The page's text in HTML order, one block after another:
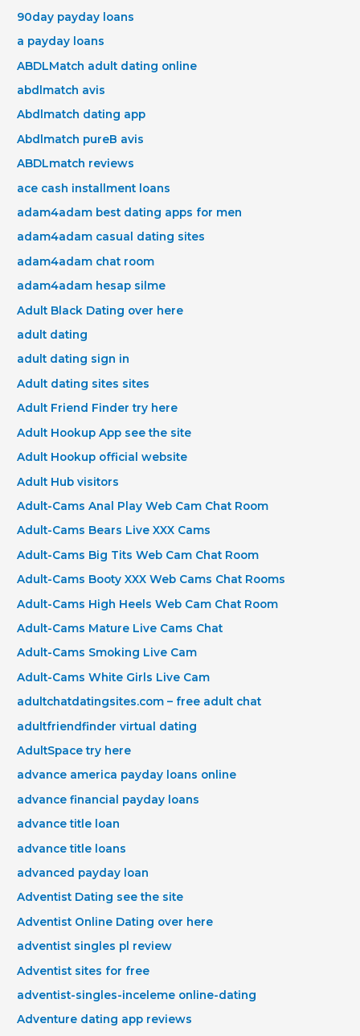
90day payday loans
a payday loans
ABDLMatch adult dating online
abdlmatch avis
Abdlmatch dating app
Abdlmatch pureВ avis
ABDLmatch reviews
ace cash installment loans
adam4adam best dating apps for men
adam4adam casual dating sites
adam4adam chat room
adam4adam hesap silme
Adult Black Dating over here
adult dating
adult dating sign in
Adult dating sites sites
Adult Friend Finder try here
Adult Hookup App see the site
Adult Hookup official website
Adult Hub visitors
Adult-Cams Anal Play Web Cam Chat Room
Adult-Cams Bears Live XXX Cams
Adult-Cams Big Tits Web Cam Chat Room
Adult-Cams Booty XXX Web Cams Chat Rooms
Adult-Cams High Heels Web Cam Chat Room
Adult-Cams Mature Live Cams Chat
Adult-Cams Smoking Live Cam
Adult-Cams White Girls Live Cam
adultchatdatingsites.com – free adult chat
adultfriendfinder virtual dating
AdultSpace try here
advance america payday loans online
advance financial payday loans
advance title loan
advance title loans
advanced payday loan
Adventist Dating see the site
Adventist Online Dating over here
adventist singles pl review
Adventist sites for free
adventist-singles-inceleme online-dating
Adventure dating app reviews